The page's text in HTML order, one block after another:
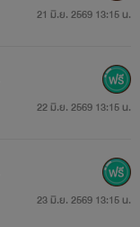
21 มิ.ย. 2569 13:15 น.
22 มิ.ย. 2569 13:15 น.
23 มิ.ย. 2569 13:15 น.